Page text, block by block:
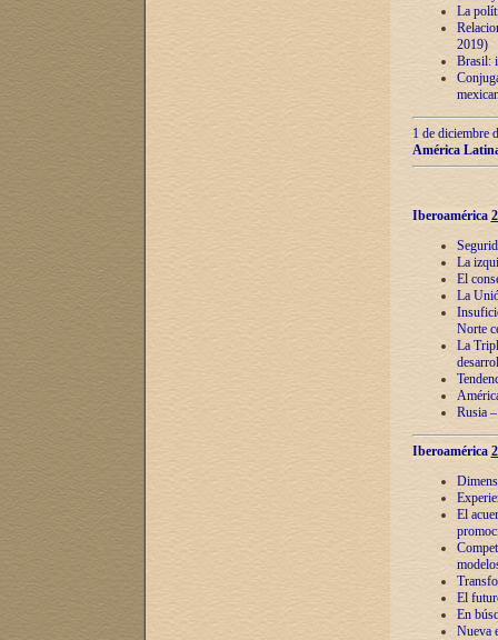
La
2019)
Brasil:
1 de diciembre
América
Iberoamérica
La
El
La
Norte
La
Rusia
Iberoamérica
El
El
En
Nueva